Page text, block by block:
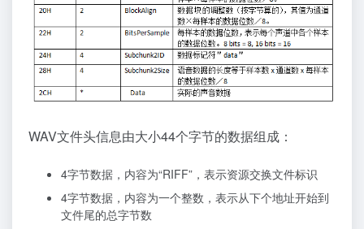
WAV文件头信息由大小44个字节的数据组成：
4字节数据，内容为“RIFF”，表示资源交换文件标识
4字节数据，内容为一个整数，表示从下个地址开始到
文件尾的总字节数